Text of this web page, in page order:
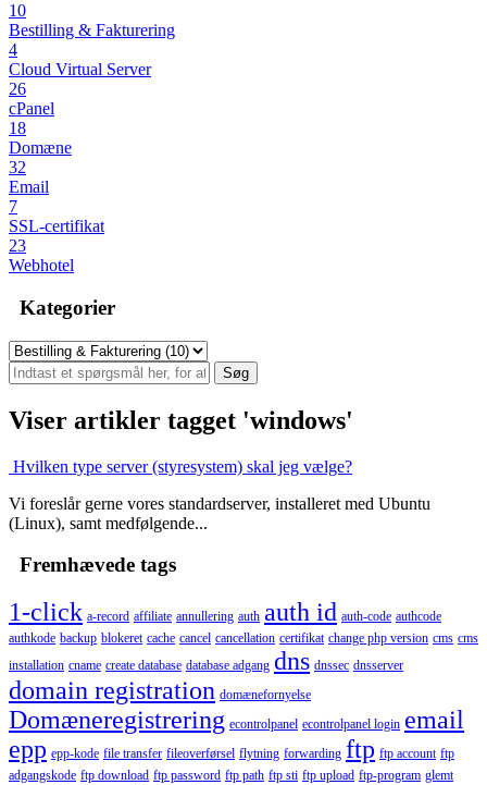
10
Bestilling & Fakturering
4
Cloud Virtual Server
26
cPanel
18
Domæne
32
Email
7
SSL-certifikat
23
Webhotel
Kategorier
Viser artikler tagget 'windows'
Hvilken type server (styresystem) skal jeg vælge?
Vi foreslår gerne vores standardserver, installeret med Ubuntu
(Linux), samt medfølgende...
Fremhævede tags
1-click a-record affiliate annullering auth auth id auth-code authcode
authkode backup blokeret cache cancel cancellation certifikat change php version cms cms
installation cname create database database adgang dns dnssec dnsserver
domain registration domænefornyelse
Domæneregistrering econtrolpanel econtrolpanel login email
epp epp-kode file transfer fileoverførsel flytning forwarding ftp ftp account ftp
adgangskode ftp download ftp password ftp path ftp sti ftp upload ftp-program glemt